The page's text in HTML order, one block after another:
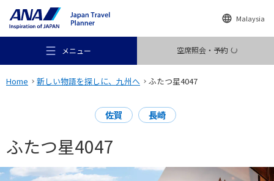
Malaysia
メニュー 空席照会・予約
おすすめの旅
Home 新しい物語を探しに、九州へ ふたつ星4047
佐賀 長崎
ふたつ星4047